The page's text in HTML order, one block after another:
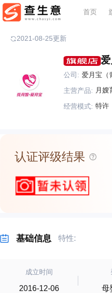
首页
2021-08-25更新
公司: 爱月宝（
主营产品: 月嫂
经营模式: 特许
认证评级结果
基础信息 特性:
成立时间
2016-12-06 母